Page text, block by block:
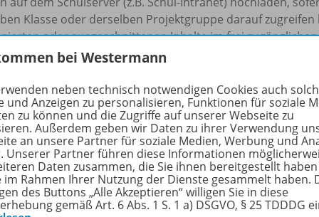
Klasse oder derselben Projektgruppe darauf
oder ausgeschnittenen Inhalte im frei
an fremde Dritte oder eine sonstige kommerzielle
aus unseren digitalen Produkten sind Sie
Quellenangaben zu beachten und die
mit einzufügen. Unterlassungen dieser Verpflichtungen
urheberrechtlichen Schadensersatzansprüchen führen
sich die „Einzellizenz“ von der
bei Westermann
neben technisch notwendigen Cookies auch
und Anzeigen zu personalisieren, Funktionen für soziale
zu können und die Zugriffe auf unserer Webseite zu
Außerdem geben wir Daten zu ihrer Verwendung
an unsere Partner für soziale Medien, Werbung und
Unserer Partner führen diese Informationen
Daten zusammen, die Sie ihnen bereitgestellt
im Rahmen Ihrer Nutzung der Dienste gesammelt haben.
des Buttons „Alle Akzeptieren“ willigen Sie in diese
gemäß Art. 6 Abs. 1 S. 1 a) DSGVO, § 25 TDDDG